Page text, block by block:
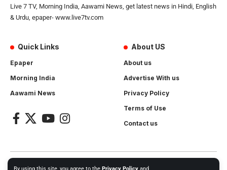
Live 7 TV, Morning India, Aawami News, get latest news in Hindi, English
& Urdu, epaper- www.live7tv.com
Quick Links
Epaper
Morning India
Aawami News
About US
About us
Advertise With us
Privacy Policy
Terms of Use
Contact us
2024- All Rights Reserved.Live 7 tv. Website Created by and